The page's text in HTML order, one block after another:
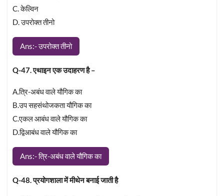
C. केल्विन
D. उपरोक्त तीनो
Ans:- उपरोक्त तीनो
Q-47. एथाइन एक उदाहरण है –
A.त्रि-अबंध वाले यौगिक का
B.उप सहसंथोजकता यौगिक का
C.एकल आबंध वाले यौगिक का
D.द्विआबंध वाले यौगिक का
Ans:- त्रि-अबंध वाले यौगिक का
Q-48. प्रयोगशाला में मीथेन बनाई जाती है